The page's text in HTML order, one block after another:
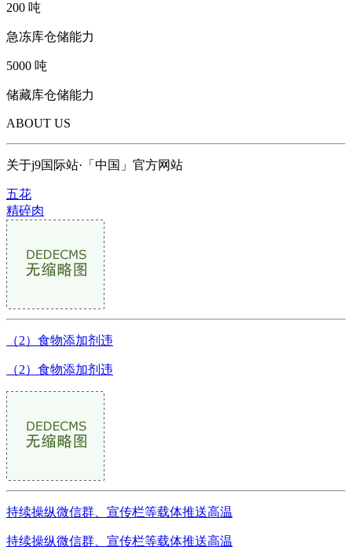
200 吨
急冻库仓储能力
5000 吨
储藏库仓储能力
ABOUT US
关于j9国际站·「中国」官方网站
五花
精碎肉
（2）食物添加剂违
（2）食物添加剂违
持续操纵微信群、宣传栏等载体推送高温
持续操纵微信群、宣传栏等载体推送高温